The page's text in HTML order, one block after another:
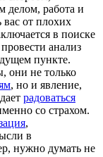
делом, работа и
вас от плохих
в поиске
анализ
пункте.
они не только
, но и явление,
радоваться
со страхом.
,
в
нужно думать не